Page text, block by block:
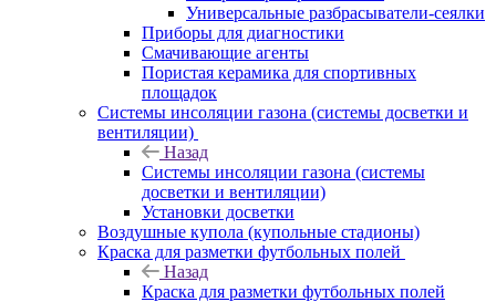
Универсальные разбрасыватели-сеялки
Приборы для диагностики
Смачивающие агенты
Пористая керамика для спортивных
площадок
Системы инсоляции газона (системы досветки и
вентиляции)
Назад
Системы инсоляции газона (системы
досветки и вентиляции)
Установки досветки
Воздушные купола (купольные стадионы)
Краска для разметки футбольных полей
Назад
Краска для разметки футбольных полей